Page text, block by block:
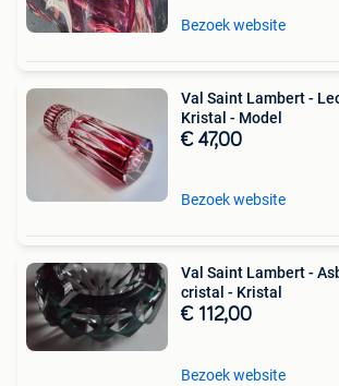
Bezoek website
Val Saint Lambert -
Kristal - Model
€ 47,00
Bezoek website
Val Saint Lambert -
cristal - Kristal
€ 112,00
Bezoek website